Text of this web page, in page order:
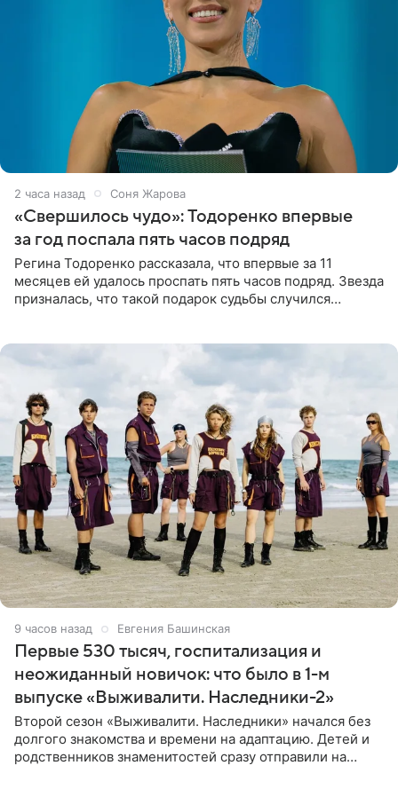
2 часа назад Соня Жарова
«Свершилось чудо»: Тодоренко впервые
за год поспала пять часов подряд
Регина Тодоренко рассказала, что впервые за 11
месяцев ей удалось проспать пять часов подряд. Звезда
призналась, что такой подарок судьбы случился
9 часов назад Евгения Башинская
Первые 530 тысяч, госпитализация и
неожиданный новичок: что было в 1-м
выпуске «Выживалити. Наследники-2»
Второй сезон «Выживалити. Наследники» начался без
долгого знакомства и времени на адаптацию. Детей и
родственников знаменитостей сразу отправили на